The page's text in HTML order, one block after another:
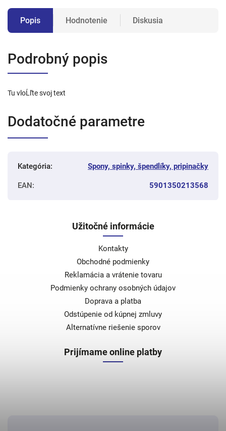
Popis Hodnotenie Diskusia
Podrobný popis
Tu vloĹľte svoj text
Dodatočné parametre
Kategória: Spony, spinky, špendlíky, pripinačky
EAN: 5901350213568
Užitočné informácie
Kontakty
Obchodné podmienky
Reklamácia a vrátenie tovaru
Podmienky ochrany osobných údajov
Doprava a platba
Odstúpenie od kúpnej zmluvy
Alternatívne riešenie sporov
Prijímame online platby